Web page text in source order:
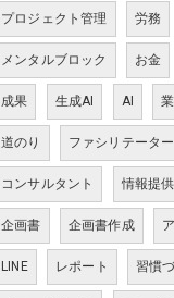
プロジェクト管理 労務
メンタルブロック お金
成果 生成AI AI
道のり ファシリテーター
コンサルタント 情報提供
企画書 企画書作成
LINE レポート 習慣